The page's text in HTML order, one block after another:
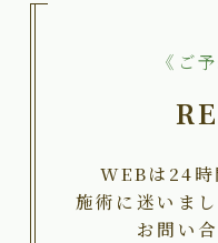
《ご
WEBは24時
施術に迷いま
お問い